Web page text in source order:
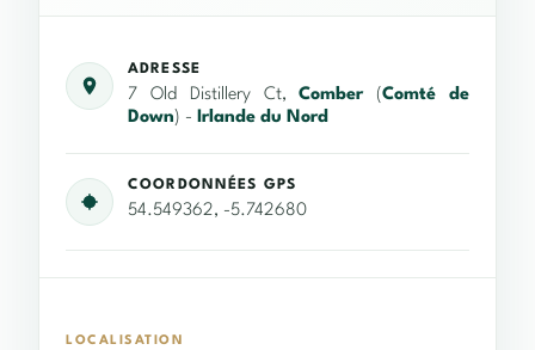
ADRESSE
7 Old Distillery Ct,Comber(Comté de
Down) - Irlande du Nord
COORDONNÉES GPS
54.549362, -5.742680
LOCALISATION